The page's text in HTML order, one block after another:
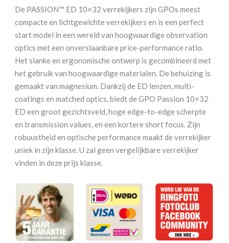
ED
aantal
De PASSION™ ED 10×32 verrekijkers zijn GPOs meest
compacte en lichtgewichte verrekijkers en is een perfect
start model in een wereld van hoogwaardige observation
optics met een onverslaanbare price-performance ratio.
Het slanke en ergonomische ontwerp is gecombineerd met
het gebruik van hoogwaardige materialen. De behuizing is
gemaakt van magnesium. Dankzij de ED lenzen, multi-
coatings en matched optics, biedt de GPO Passion 10×32
ED een groot gezichtsveld, hoge edge-to-edge scherpte
en transmission values, en een kortere short focus. Zijn
robuustheid en optische performance maakt de verrekijker
uniek in zijn klasse. U zal geen vergelijkbare verrekijker
vinden in deze prijs klasse.